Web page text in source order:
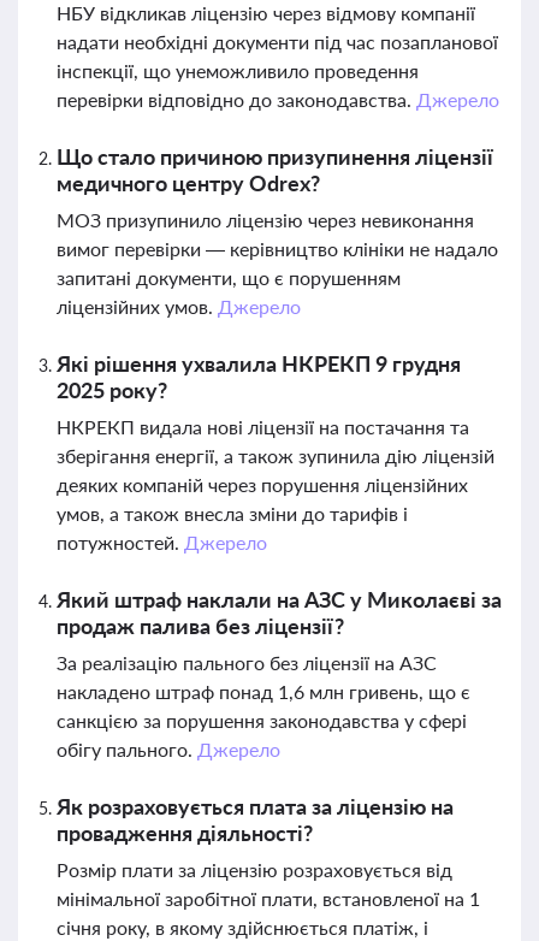
НБУ відкликав ліцензію через відмову компанії
надати необхідні документи під час позапланової
інспекції, що унеможливило проведення
перевірки відповідно до законодавства. Джерело
Що стало причиною призупинення ліцензії
медичного центру Odrex?
МОЗ призупинило ліцензію через невиконання
вимог перевірки — керівництво клініки не надало
запитані документи, що є порушенням
ліцензійних умов. Джерело
Які рішення ухвалила НКРЕКП 9 грудня
2025 року?
НКРЕКП видала нові ліцензії на постачання та
зберігання енергії, а також зупинила дію ліцензій
деяких компаній через порушення ліцензійних
умов, а також внесла зміни до тарифів і
потужностей. Джерело
Який штраф наклали на АЗС у Миколаєві за
продаж палива без ліцензії?
За реалізацію пального без ліцензії на АЗС
накладено штраф понад 1,6 млн гривень, що є
санкцією за порушення законодавства у сфері
обігу пального. Джерело
Як розраховується плата за ліцензію на
провадження діяльності?
Розмір плати за ліцензію розраховується від
мінімальної заробітної плати, встановленої на 1
січня року, в якому здійснюється платіж, і